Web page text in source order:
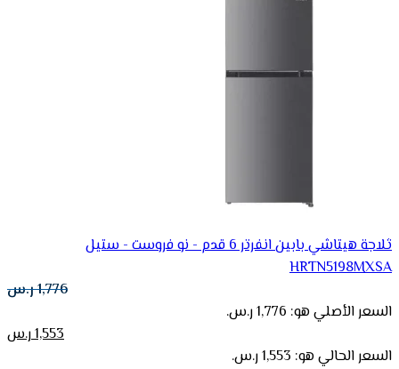
ثلاجة هيتاشي بابين انفرتر 6 قدم - نو فروست - ستيل
HRTN5198MXSA
1,776ر.س
السعر الأصلي هو: 1,776 ر.س.
1,553ر.س
السعر الحالي هو: 1,553 ر.س.